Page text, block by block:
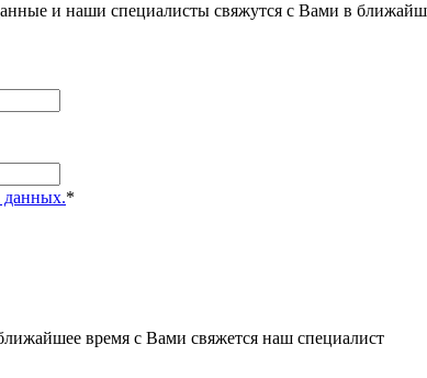
и наши специалисты свяжутся с Вами в
данных.*
время с Вами свяжется наш специалист